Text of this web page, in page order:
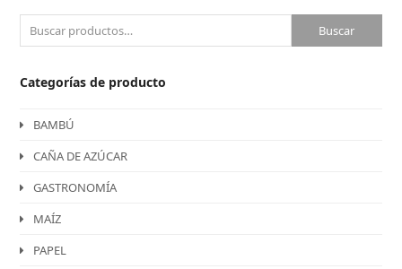
Buscar
Categorías de producto
BAMBÚ
CAÑA DE AZÚCAR
GASTRONOMÍA
MAÍZ
PAPEL